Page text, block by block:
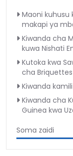
Maoni
makapi ya
Kiwanda cha
kuwa Nishati
Kutoka kwa
cha
Kiwanda
Kiwanda cha
Guinea kwa
Soma zaidi